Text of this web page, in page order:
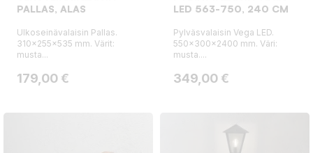
PALLAS, ALAS
Ulkoseinävalaisin Pallas.
310x255x535 mm. Värit:
musta...
Hinta
179,00 €
LED 563-750, 240 CM
Pylväsvalaisin Vega LED.
550x300x2400 mm. Väri:
musta....
Hinta
349,00 €